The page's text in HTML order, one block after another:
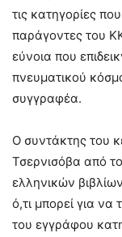
τις κατηγορίες
παράγοντες του
εύνοια που
πνευματικού
συγγραφέα.
Ο συντάκτης του
Τσερνισόβα από
ελληνικών
ό,τι μπορεί για να
του εγγράφου